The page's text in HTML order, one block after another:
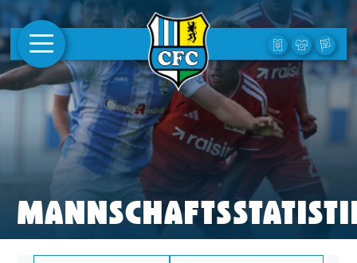
AKTUELLES
1. MANNSCHAFT
FRAUEN
CAMPUS
CLUB